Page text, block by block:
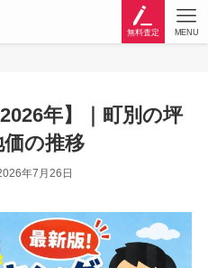
無料査定 MENU
年】｜町別の坪
の推移
年7月26日